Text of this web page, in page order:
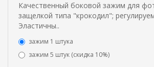
Качественный боковой зажим для
защелкой типа "крокодил";
Эластичны..
зажим 1 штука
зажим 5 штук (скидка 10%)